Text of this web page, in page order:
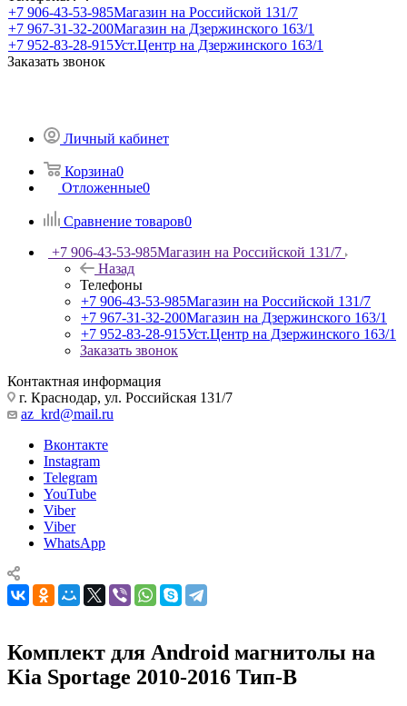
+7 906-43-53-985Магазин на Российской 131/7
+7 967-31-32-200Магазин на Дзержинского 163/1
+7 952-83-28-915Уст.Центр на Дзержинского 163/1
Заказать звонок
Личный кабинет
Корзина0
Отложенные0
Сравнение товаров0
+7 906-43-53-985Магазин на Российской 131/7
Назад
Телефоны
+7 906-43-53-985Магазин на Российской 131/7
+7 967-31-32-200Магазин на Дзержинского 163/1
+7 952-83-28-915Уст.Центр на Дзержинского 163/1
Заказать звонок
Контактная информация
г. Краснодар, ул. Российская 131/7
az_krd@mail.ru
Вконтакте
Instagram
Telegram
YouTube
Viber
Viber
WhatsApp
Комплект для Android магнитолы на
Kia Sportage 2010-2016 Тип-B